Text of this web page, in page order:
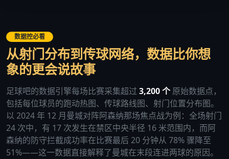
数据控必看
从射门分布到传球网络，数据比你想
象的更会说故事
足球吧的数据引擎每场比赛采集超过 3,200 个原始数据点，
包括每位球员的跑动热图、传球路线图、射门位置分布图。
以 2024 年 12 月曼城对阵阿森纳那场焦点战为例：全场射门
24 次中，有 17 次发生在禁区中央半径 16 米范围内，而阿
森纳的防守拦截成功率在比赛最后 20 分钟从 78% 骤降至
51%——这一数据直接解释了曼城在末段连进两球的原因。